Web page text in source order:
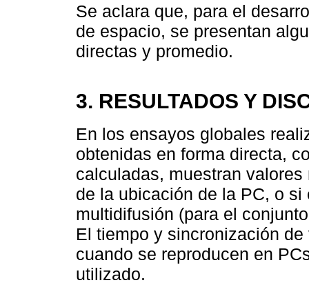
Se aclara que, para el
de espacio, se presentan
directas y promedio.
3. RESULTADOS Y
En los ensayos globales
obtenidas en forma directa,
calculadas, muestran
de la ubicación de la PC, o
multidifusión (para el
El tiempo y sincronización
cuando se reproducen en
utilizado.